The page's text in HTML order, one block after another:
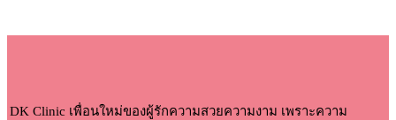
DK Clinic เพื่อนใหม่ของผู้รักความสวยความงาม เพราะความ